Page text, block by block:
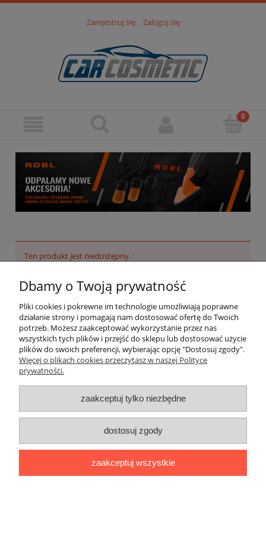
Zarejestruj się Zaloguj się
Ten produkt jest niedostępny.
Pomoc
Moje konto
Płatności i dostawa
O nas
pokaż pełną wersję strony
Dbamy o Twoją prywatność
Pliki cookies i pokrewne im technologie umożliwiają poprawne
działanie strony i pomagają nam dostosować ofertę do Twoich
potrzeb. Możesz zaakceptować wykorzystanie przez nas
wszystkich tych plików i przejść do sklepu lub dostosować użycie
plików do swoich preferencji, wybierając opcję "Dostosuj zgody".
Więcej o plikach cookies przeczytasz w naszej Polityce
prywatności.
zaakceptuj tylko niezbędne
dostosuj zgody
zaakceptuj wszystkie